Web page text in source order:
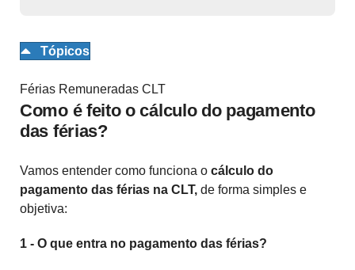
Tópicos
Férias Remuneradas CLT
Como é feito o cálculo do pagamento
das férias?
Vamos entender como funciona o cálculo do
pagamento das férias na CLT, de forma simples e
objetiva:
1 - O que entra no pagamento das férias?